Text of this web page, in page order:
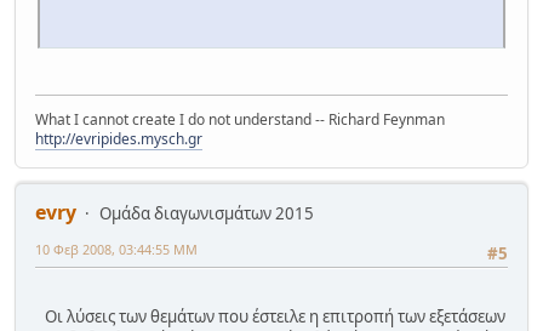
What I cannot create I do not understand -- Richard Feynman
http://evripides.mysch.gr
evry
Ομάδα διαγωνισμάτων 2015
#5
10 Φεβ 2008, 03:44:55 ΜΜ
Οι λύσεις των θεμάτων που έστειλε η επιτροπή των εξετάσεων